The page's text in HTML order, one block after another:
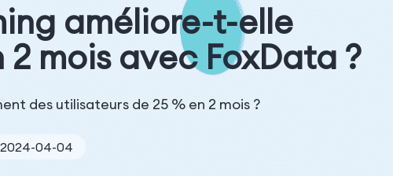
améliore-t-elle
mois avec FoxData ?
des utilisateurs de 25 % en 2 mois ?
2024-04-04